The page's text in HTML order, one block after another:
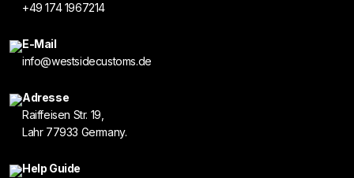
+49 174 1967214
E-Mail
info@westsidecustoms.de
Adresse
Raiffeisen Str. 19,
Lahr 77933 Germany.
Help Guide